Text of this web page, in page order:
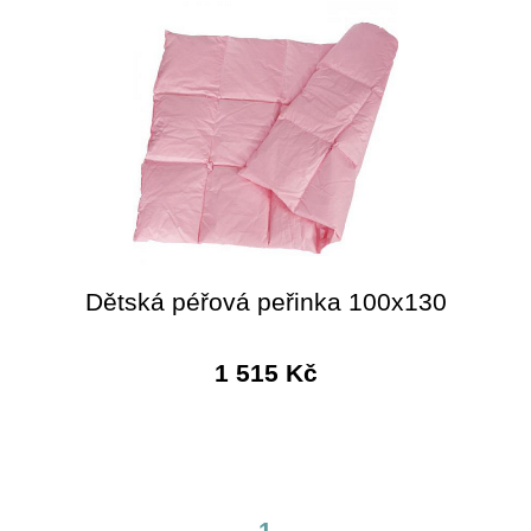
Dětská péřová peřinka 100x130
1 515 Kč